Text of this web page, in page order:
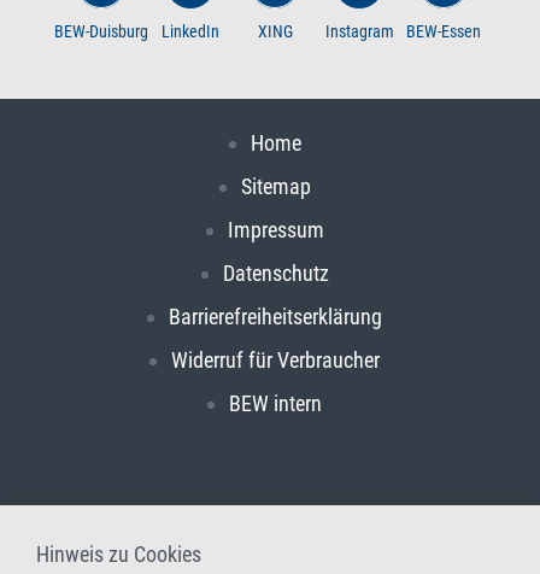
BEW-Duisburg LinkedIn XING Instagram BEW-Essen
Home
Sitemap
Impressum
Datenschutz
Barrierefreiheitserklärung
Widerruf für Verbraucher
BEW intern
Hinweis zu Cookies